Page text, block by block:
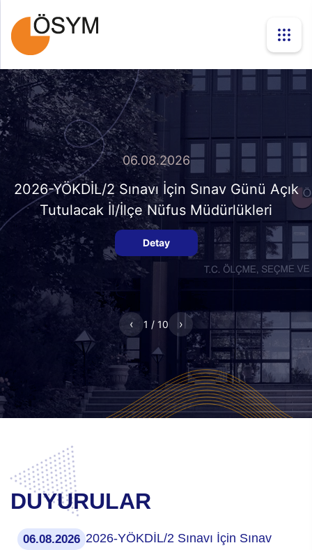
06.08.2026
2026-YÖKDİL/2 Sınavı İçin Sınav Günü Açık
Tutulacak İl/İlçe Nüfus Müdürlükleri
Detay
‹ 1 / 10 ›
DUYURULAR
06.08.2026 2026-YÖKDİL/2 Sınavı İçin Sınav